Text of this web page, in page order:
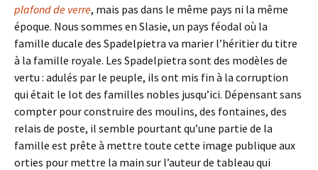
plafond de verre, mais pas dans le même pays ni la même
époque. Nous sommes en Slasie, un pays féodal où la
famille ducale des Spadelpietra va marier l’héritier du titre
à la famille royale. Les Spadelpietra sont des modèles de
vertu : adulés par le peuple, ils ont mis fin à la corruption
qui était le lot des familles nobles jusqu’ici. Dépensant sans
compter pour construire des moulins, des fontaines, des
relais de poste, il semble pourtant qu’une partie de la
famille est prête à mettre toute cette image publique aux
orties pour mettre la main sur l’auteur de tableau qui